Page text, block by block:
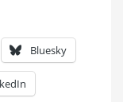
Bluesky